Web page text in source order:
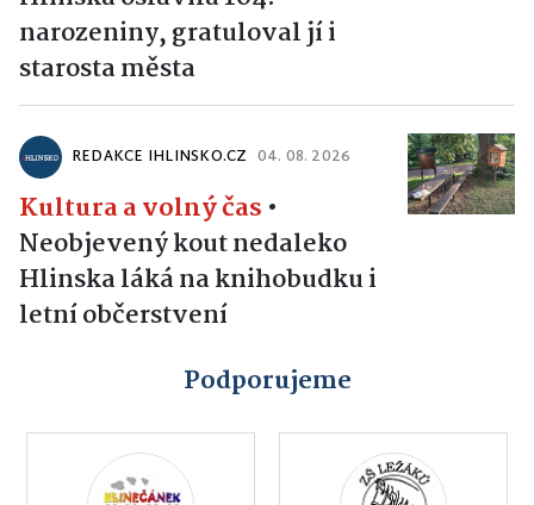
narozeniny, gratuloval jí i
starosta města
REDAKCE IHLINSKO.CZ 04. 08. 2026
Kultura a volný čas •
Neobjevený kout nedaleko
Hlinska láká na knihobudku i
letní občerstvení
Podporujeme